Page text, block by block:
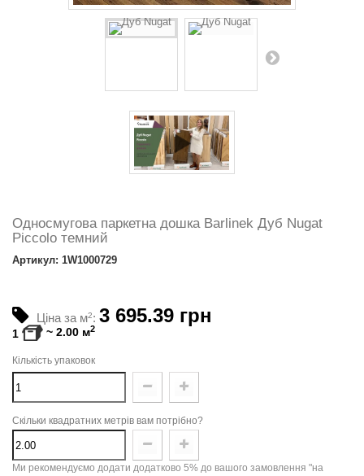
Односмугова паркетна дошка Barlinek Дуб Nugat
Piccolo темний
Артикул: 1W1000729
Ціна за м2: 3 695.39 грн
1 ~ 2.00 м2
Кількість упаковок
Скільки квадратних метрів вам потрібно?
Ми рекомендуємо додати додатково 5% до вашого замовлення "на